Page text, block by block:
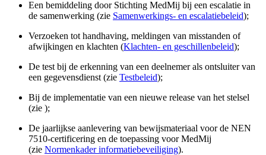
Een bemiddeling door Stichting MedMij bij een escalatie in
de samenwerking (zie Samenwerkings- en escalatiebeleid);
Verzoeken tot handhaving, meldingen van misstanden of
afwijkingen en klachten (Klachten- en geschillenbeleid);
De test bij de erkenning van een deelnemer als ontsluiter van
een gegevensdienst (zie Testbeleid);
Bij de implementatie van een nieuwe release van het stelsel
(zie );
De jaarlijkse aanlevering van bewijsmateriaal voor de NEN
7510-certificering en de toepassing voor MedMij
(zie Normenkader informatiebeveiliging).